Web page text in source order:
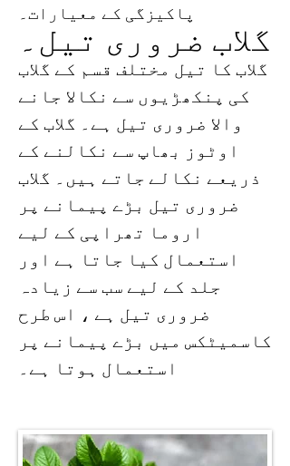
پاکیزگی کے معیارات۔
گلاب ضروری تیل۔
گلاب کا تیل مختلف قسم کے گلاب
کی پنکھڑیوں سے نکالا جانے
والا ضروری تیل ہے۔ گلاب کے
اوٹوز بھاپ سے نکالنے کے
ذریعے نکالے جاتے ہیں۔ گلاب
ضروری تیل بڑے پیمانے پر
اروما تھراپی کے لیے
استعمال کیا جاتا ہے اور
جلد کے لیے سب سے زیادہ
ضروری تیل ہے ، اس طرح
کاسمیٹکس میں بڑے پیمانے پر
استعمال ہوتا ہے۔